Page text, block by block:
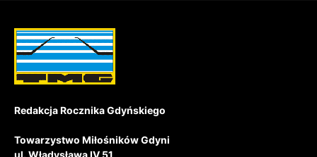
Redakcja Rocznika Gdyńskiego
Towarzystwo Miłośników Gdyni